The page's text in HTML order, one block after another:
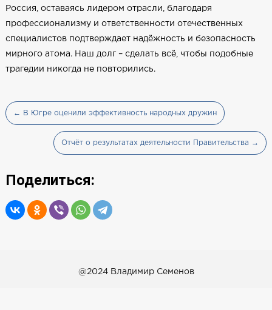
Россия, оставаясь лидером отрасли, благодаря
профессионализму и ответственности отечественных
специалистов подтверждает надёжность и безопасность
мирного атома. Наш долг – сделать всё, чтобы подобные
трагедии никогда не повторились.
← В Югре оценили эффективность народных дружин
Отчёт о результатах деятельности Правительства →
Поделиться:
@2024 Владимир Семенов